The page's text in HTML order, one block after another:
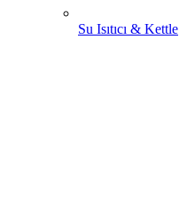
Su Isıtıcı & Kettle